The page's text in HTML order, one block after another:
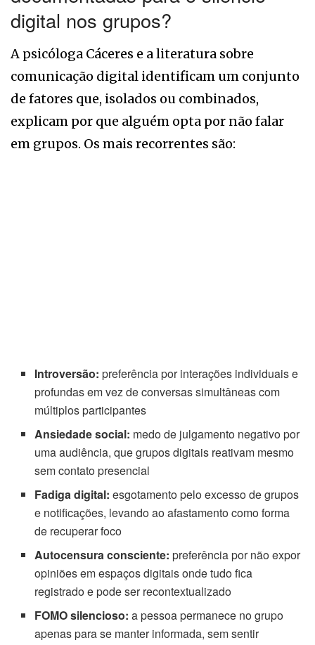
digital nos grupos?
A psicóloga Cáceres e a literatura sobre
comunicação digital identificam um conjunto
de fatores que, isolados ou combinados,
explicam por que alguém opta por não falar
em grupos. Os mais recorrentes são:
Introversão: preferência por interações individuais e
profundas em vez de conversas simultâneas com
múltiplos participantes
Ansiedade social: medo de julgamento negativo por
uma audiência, que grupos digitais reativam mesmo
sem contato presencial
Fadiga digital: esgotamento pelo excesso de grupos
e notificações, levando ao afastamento como forma
de recuperar foco
Autocensura consciente: preferência por não expor
opiniões em espaços digitais onde tudo fica
registrado e pode ser recontextualizado
FOMO silencioso: a pessoa permanece no grupo
apenas para se manter informada, sem sentir